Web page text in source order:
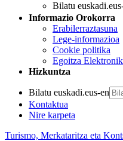
Bilatu
Informazio Orokorra
Erabilerraztasuna
Lege-informazioa
Cookie politika
Egoitza
Hizkuntza
Bilatu euskadi.eus-en
Kontaktua
Nire karpeta
Turismo, Merkataritza eta